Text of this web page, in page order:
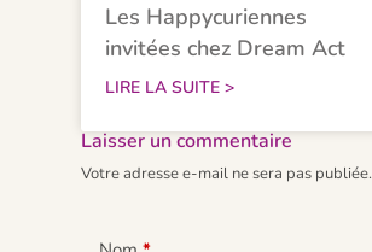
Les Happycuriennes
invitées chez Dream Act
LIRE LA SUITE >
Laisser un commentaire
Votre adresse e-mail ne sera pas publiée.